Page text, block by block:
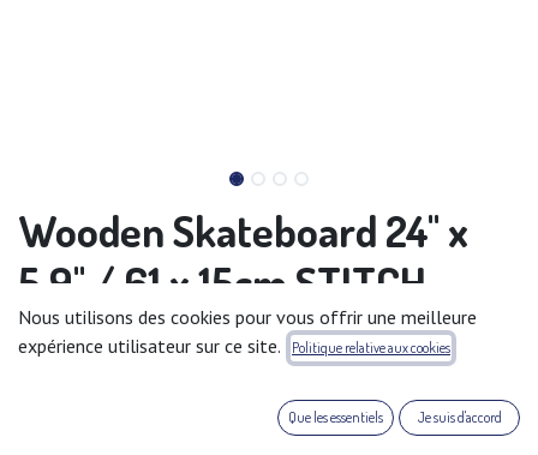
Wooden Skateboard 24'' x
5,9'' / 61 x 15cm STITCH
Un skateboard en bois décoré de motifs de licences Disney,
Marevel et Star Wars très tendance. Elle est idéale pour les
fabriquée en bois durable et possède une surface
Nous utilisons des cookies pour vous offrir une meilleure
expérience utilisateur sur ce site.
Politique relative aux cookies
Que les essentiels Je suis d'accord